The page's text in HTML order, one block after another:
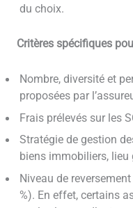
du choix.
Critères spécifiques
Nombre, diversité et
proposées par
Frais prélevés sur les
Stratégie de gestion
biens immobiliers,
Niveau de
%). En effet, certains